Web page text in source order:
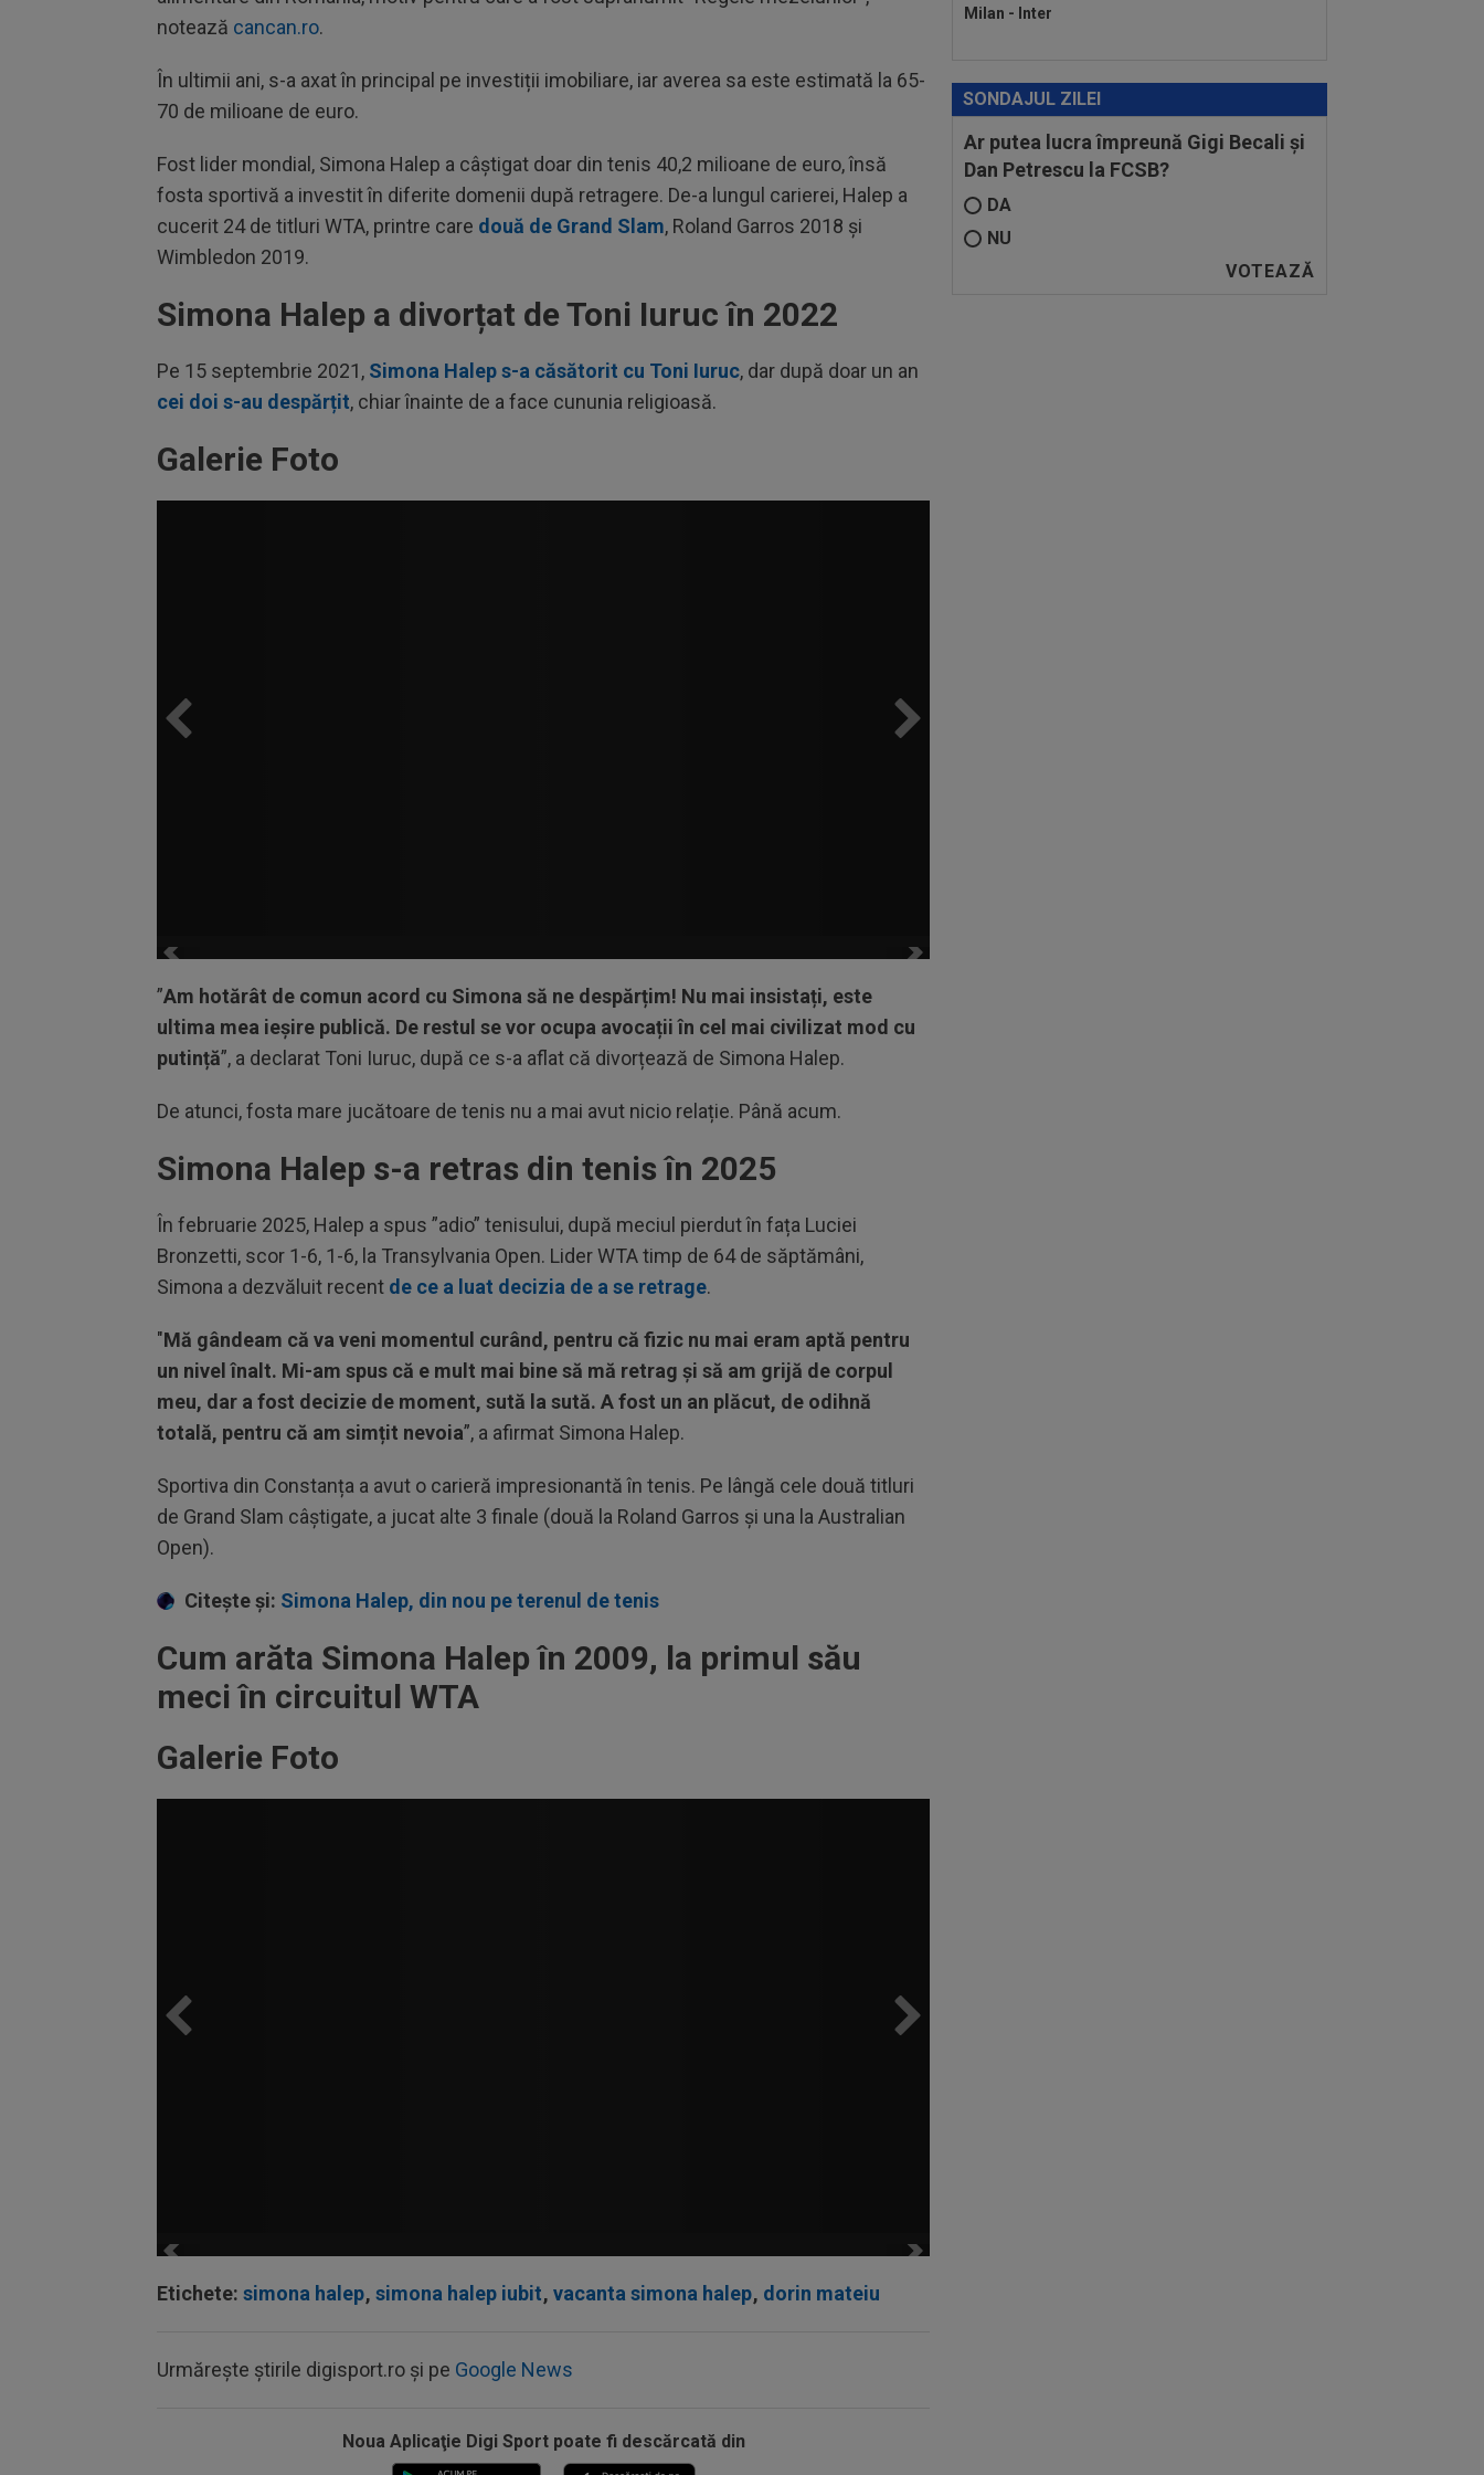
notează cancan.ro.
În ultimii ani, s-a axat în principal pe investiții imobiliare, iar averea sa este estimată la 65-
70 de milioane de euro.
Fost lider mondial, Simona Halep a câștigat doar din tenis 40,2 milioane de euro, însă
fosta sportivă a investit în diferite domenii după retragere. De-a lungul carierei, Halep a
cucerit 24 de titluri WTA, printre care două de Grand Slam, Roland Garros 2018 și
Wimbledon 2019.
Simona Halep a divorțat de Toni Iuruc în 2022
Pe 15 septembrie 2021, Simona Halep s-a căsătorit cu Toni Iuruc, dar după doar un an
cei doi s-au despărțit, chiar înainte de a face cununia religioasă.
Galerie Foto
”Am hotărât de comun acord cu Simona să ne despărțim! Nu mai insistați, este
ultima mea ieșire publică. De restul se vor ocupa avocații în cel mai civilizat mod cu
putință”, a declarat Toni Iuruc, după ce s-a aflat că divorțează de Simona Halep.
De atunci, fosta mare jucătoare de tenis nu a mai avut nicio relație. Până acum.
Simona Halep s-a retras din tenis în 2025
În februarie 2025, Halep a spus ”adio” tenisului, după meciul pierdut în fața Luciei
Bronzetti, scor 1-6, 1-6, la Transylvania Open. Lider WTA timp de 64 de săptămâni,
Simona a dezvăluit recent de ce a luat decizia de a se retrage.
"Mă gândeam că va veni momentul curând, pentru că fizic nu mai eram aptă pentru
un nivel înalt. Mi-am spus că e mult mai bine să mă retrag și să am grijă de corpul
meu, dar a fost decizie de moment, sută la sută. A fost un an plăcut, de odihnă
totală, pentru că am simțit nevoia”, a afirmat Simona Halep.
Sportiva din Constanța a avut o carieră impresionantă în tenis. Pe lângă cele două titluri
de Grand Slam câștigate, a jucat alte 3 finale (două la Roland Garros și una la Australian
Open).
Citește și: Simona Halep, din nou pe terenul de tenis
Cum arăta Simona Halep în 2009, la primul său
meci în circuitul WTA
Galerie Foto
Etichete: simona halep, simona halep iubit, vacanta simona halep, dorin mateiu
Urmărește știrile digisport.ro și pe Google News
Noua Aplicaţie Digi Sport poate fi descărcată din
Milan - Inter
SONDAJUL ZILEI
Ar putea lucra împreună Gigi Becali și
Dan Petrescu la FCSB?
DA
NU